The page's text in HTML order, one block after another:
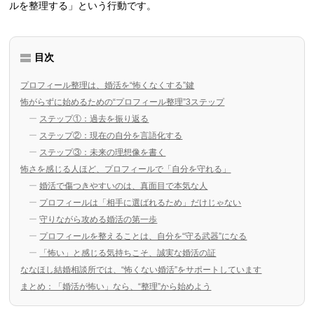
ルを整理する」という行動です。
目次
プロフィール整理は、婚活を“怖くなくする”鍵
怖がらずに始めるための“プロフィール整理”3ステップ
ステップ①：過去を振り返る
ステップ②：現在の自分を言語化する
ステップ③：未来の理想像を書く
怖さを感じる人ほど、プロフィールで「自分を守れる」
婚活で傷つきやすいのは、真面目で本気な人
プロフィールは「相手に選ばれるため」だけじゃない
守りながら攻める婚活の第一歩
プロフィールを整えることは、自分を“守る武器”になる
「怖い」と感じる気持ちこそ、誠実な婚活の証
ななほし結婚相談所では、“怖くない婚活”をサポートしています
まとめ：「婚活が怖い」なら、“整理”から始めよう